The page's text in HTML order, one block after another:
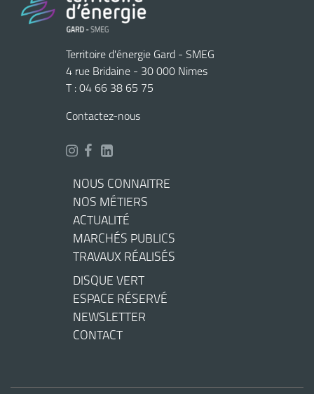
Territoire d'énergie Gard - SMEG
4 rue Bridaine - 30 000 Nimes
T : 04 66 38 65 75
Contactez-nous
NOUS CONNAITRE
NOS MÉTIERS
ACTUALITÉ
MARCHÉS PUBLICS
TRAVAUX RÉALISÉS
DISQUE VERT
ESPACE RÉSERVÉ
NEWSLETTER
CONTACT